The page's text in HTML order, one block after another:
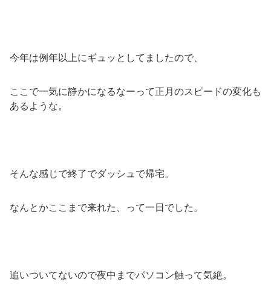
今年は例年以上にギュッとしてましたので、
ここで一気に静かになるなーって正月のスピードの変化も
あるような。
そんな感じで終了でダッシュで帰宅。
なんとかここまで来れた、って一日でした。
追いついてないので夜中までパソコン触って気絶。